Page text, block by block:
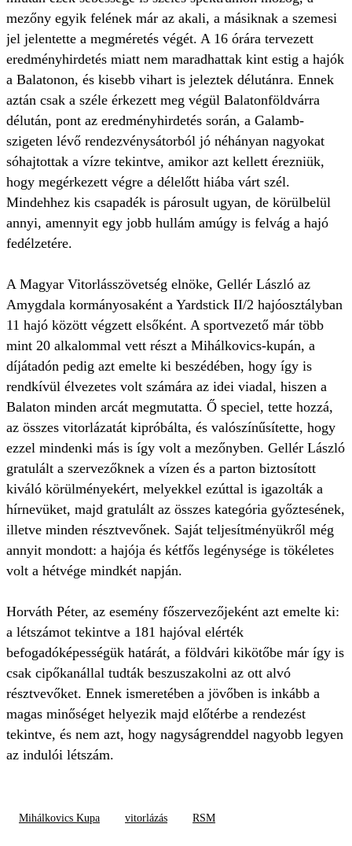
mezőny egyik felének már az akali, a másiknak a szemesi
jel jelentette a megméretés végét. A 16 órára tervezett
eredményhirdetés miatt nem maradhattak kint estig a hajók
a Balatonon, és kisebb vihart is jeleztek délutánra. Ennek
aztán csak a széle érkezett meg végül Balatonföldvárra
délután, pont az eredményhirdetés során, a Galamb-
szigeten lévő rendezvénysátorból jó néhányan nagyokat
sóhajtottak a vízre tekintve, amikor azt kellett érezniük,
hogy megérkezett végre a délelőtt hiába várt szél.
Mindehhez kis csapadék is párosult ugyan, de körülbelül
annyi, amennyit egy jobb hullám amúgy is felvág a hajó
fedélzetére.
A Magyar Vitorlásszövetség elnöke, Gellér László az
Amygdala kormányosaként a Yardstick II/2 hajóosztályban
11 hajó között végzett elsőként. A sportvezető már több
mint 20 alkalommal vett részt a Mihálkovics-kupán, a
díjátadón pedig azt emelte ki beszédében, hogy így is
rendkívül élvezetes volt számára az idei viadal, hiszen a
Balaton minden arcát megmutatta. Ő speciel, tette hozzá,
az összes vitorlázatát kipróbálta, és valószínűsítette, hogy
ezzel mindenki más is így volt a mezőnyben. Gellér László
gratulált a szervezőknek a vízen és a parton biztosított
kiváló körülményekért, melyekkel ezúttal is igazolták a
hírnevüket, majd gratulált az összes kategória győztesének,
illetve minden résztvevőnek. Saját teljesítményükről még
annyit mondott: a hajója és kétfős legénysége is tökéletes
volt a hétvége mindkét napján.
Horváth Péter, az esemény főszervezőjeként azt emelte ki:
a létszámot tekintve a 181 hajóval elérték
befogadóképességük határát, a földvári kikötőbe már így is
csak cipőkanállal tudták beszuszakolni az ott alvó
résztvevőket. Ennek ismeretében a jövőben is inkább a
magas minőséget helyezik majd előtérbe a rendezést
tekintve, és nem azt, hogy nagyságrenddel nagyobb legyen
az indulói létszám.
Mihálkovics Kupa vitorlázás RSM